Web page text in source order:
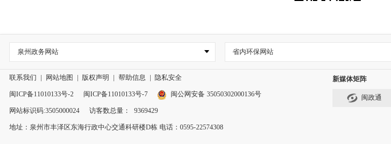
泉州政务网站 省内环保网站
联系我们 网站地图 版权声明 帮助信息 隐私安全
闽ICP备11010133号-2 闽ICP备11010133号-7 闽公网安备 35050302000136号
网站标识码:3505000024 访客数总量： 9369429
地址：泉州市丰泽区东海行政中心交通科研楼D栋 电话：0595-22574308
新媒体矩阵
闽政通